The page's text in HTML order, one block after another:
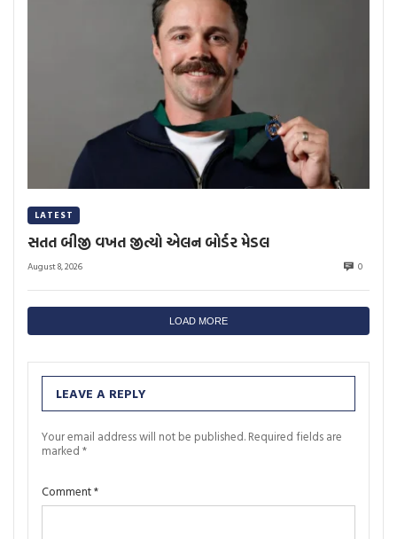
LATEST
સતત બીજી વખત જીત્યો એલન બોર્ડર મેડલ
August 8, 2026 0
LOAD MORE
LEAVE A REPLY
Your email address will not be published. Required fields are
marked *
Comment*